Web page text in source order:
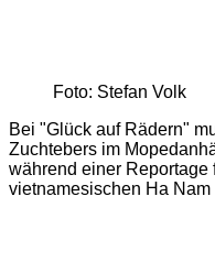
Foto: Stefan Volk
Bei "Glück auf Rädern"
Zuchtebers im
während einer Reportage
vietnamesischen Ha Nam